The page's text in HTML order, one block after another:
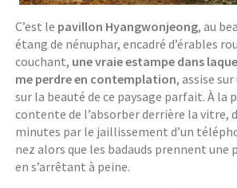
C’est le pavillon Hyangwonjeong, au
étang de nénuphar, encadré d’érables
couchant, une vraie estampe dans
me perdre en contemplation, assise
sur la beauté de ce paysage parfait. À la
contente de l’absorber derrière la vitre,
minutes par le jaillissement d’un
nez alors que les badauds prennent une
en s’arrêtant à peine.